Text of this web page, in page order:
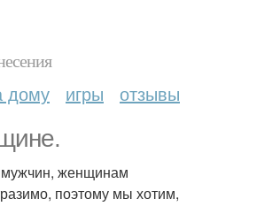
дому игры отзывы
мужчин, женщинам
поэтому мы хотим,